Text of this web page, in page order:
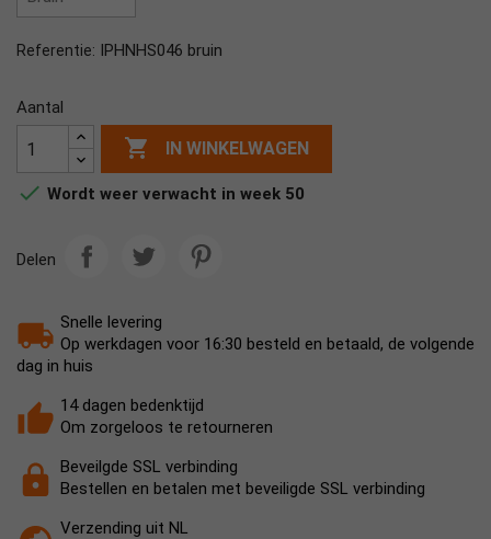
Referentie: IPHNHS046 bruin
Aantal
 IN WINKELWAGEN
 Wordt weer verwacht in week 50
Delen
Snelle levering
Op werkdagen voor 16:30 besteld en betaald, de volgende
dag in huis
14 dagen bedenktijd
Om zorgeloos te retourneren
Beveilgde SSL verbinding
Bestellen en betalen met beveiligde SSL verbinding
Verzending uit NL